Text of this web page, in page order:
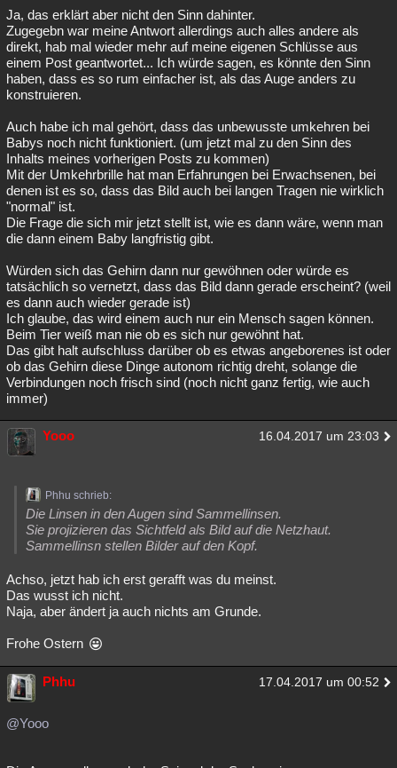
Ja, das erklärt aber nicht den Sinn dahinter.
Zugegebn war meine Antwort allerdings auch alles andere als
direkt, hab mal wieder mehr auf meine eigenen Schlüsse aus
einem Post geantwortet... Ich würde sagen, es könnte den Sinn
haben, dass es so rum einfacher ist, als das Auge anders zu
konstruieren.
Auch habe ich mal gehört, dass das unbewusste umkehren bei
Babys noch nicht funktioniert. (um jetzt mal zu den Sinn des
Inhalts meines vorherigen Posts zu kommen)
Mit der Umkehrbrille hat man Erfahrungen bei Erwachsenen, bei
denen ist es so, dass das Bild auch bei langen Tragen nie wirklich
"normal" ist.
Die Frage die sich mir jetzt stellt ist, wie es dann wäre, wenn man
die dann einem Baby langfristig gibt.
Würden sich das Gehirn dann nur gewöhnen oder würde es
tatsächlich so vernetzt, dass das Bild dann gerade erscheint? (weil
es dann auch wieder gerade ist)
Ich glaube, das wird einem auch nur ein Mensch sagen können.
Beim Tier weiß man nie ob es sich nur gewöhnt hat.
Das gibt halt aufschluss darüber ob es etwas angeborenes ist oder
ob das Gehirn diese Dinge autonom richtig dreht, solange die
Verbindungen noch frisch sind (noch nicht ganz fertig, wie auch
immer)
Yooo 16.04.2017 um 23:03
Phhu schrieb:
Die Linsen in den Augen sind Sammellinsen.
Sie projizieren das Sichtfeld als Bild auf die Netzhaut.
Sammellinsn stellen Bilder auf den Kopf.
Achso, jetzt hab ich erst gerafft was du meinst.
Das wusst ich nicht.
Naja, aber ändert ja auch nichts am Grunde.
Frohe Ostern
Phhu 17.04.2017 um 00:52
@Yooo